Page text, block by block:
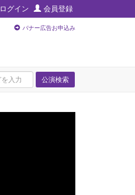
ログイン 会員登録
バナー広告お申込み
公演検索